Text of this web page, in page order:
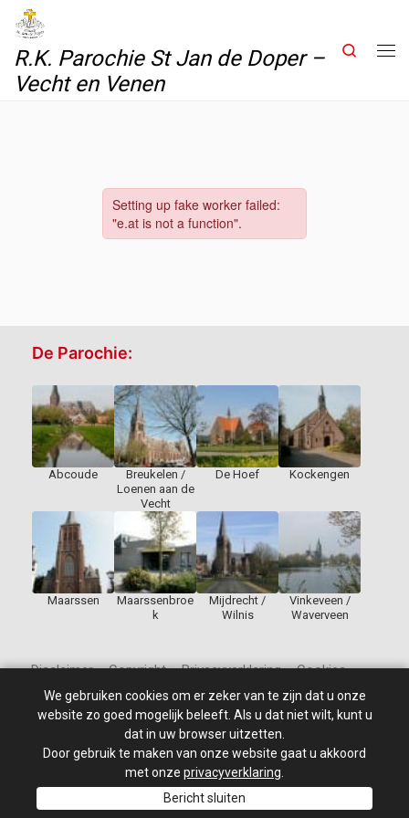
Skip to content
R.K. Parochie St Jan de Doper –
Vecht en Venen
Search
De Parochie:
Abcoude
Breukelen /
Loenen aan de
Vecht
De Hoef Kockengen
Maarssen
Maarssenbroe
k
Mijdrecht /
Wilnis
Vinkeveen /
Waverveen
Disclaimer – Copyright – Privacyverklaring – Cookies
© 2010 - 2026 St Jan de Doper – Alle rechten voorbehouden.
Site ontwikkeld door: PixelBroeder - Website realisatie door
MKSHOP
We gebruiken cookies om er zeker van te zijn dat u onze
website zo goed mogelijk beleeft. Als u dat niet wilt, kunt u
dat in uw browser uitzetten.
Door gebruik te maken van onze website gaat u akkoord
met onze privacyverklaring
Bericht sluiten